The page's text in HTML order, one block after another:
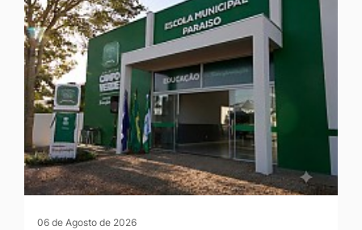
06 de Agosto de 2026